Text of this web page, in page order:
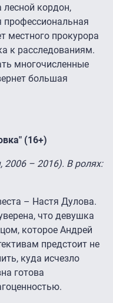
лесной кордон,
профессиональная
местного прокурора
к расследованиям.
многочисленные
большая
(16+)
2006 – 2016). В ролях:
– Настя Дулова.
что девушка
которое Андрей
предстоит не
куда исчезло
готова